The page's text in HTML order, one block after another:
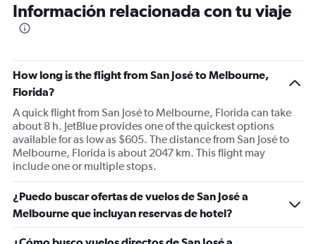
Información relacionada con tu viaje
How long is the flight from San José to Melbourne,
Florida?
A quick flight from San José to Melbourne, Florida can take
about 8 h. JetBlue provides one of the quickest options
available for as low as $605. The distance from San José to
Melbourne, Florida is about 2047 km. This flight may
include one or multiple stops.
¿Puedo buscar ofertas de vuelos de San José a
Melbourne que incluyan reservas de hotel?